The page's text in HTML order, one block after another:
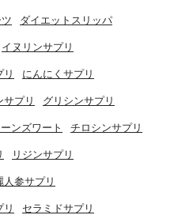
ダイエットスリッパ
イヌリンサプリ
リ にんにくサプリ
サプリ グリシンサプリ
ンズワート チロシンサプリ
リジンサプリ
人参サプリ
リ セラミドサプリ